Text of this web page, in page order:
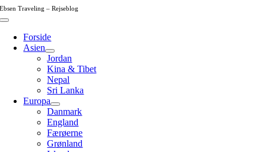
Skip
to
Ebsen Traveling – Rejseblog
Toggle
NavigationForside
Asien
Jordan
Kina & Tibet
Nepal
Sri Lanka
Europa
Danmark
England
Færøerne
Grønland